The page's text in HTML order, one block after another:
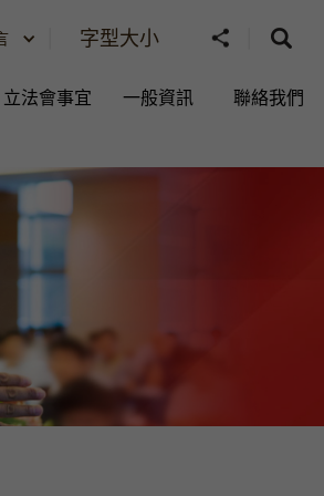
字型大小
立法會事宜 一般資訊​ 聯絡我們